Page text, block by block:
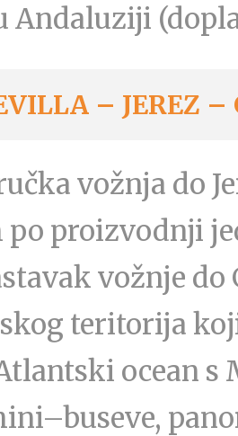
Andaluziji
– JEREZ
vožnja do
po proizvodnji
vožnje
teritorija
ocean s